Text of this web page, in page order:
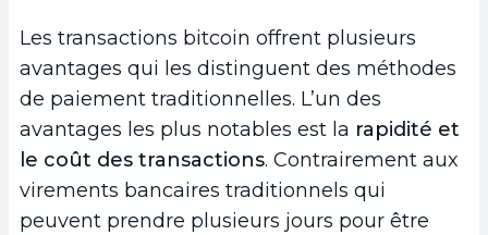
Les transactions bitcoin offrent plusieurs
avantages qui les distinguent des méthodes
de paiement traditionnelles. L’un des
avantages les plus notables est la rapidité et
le coût des transactions. Contrairement aux
virements bancaires traditionnels qui
peuvent prendre plusieurs jours pour être